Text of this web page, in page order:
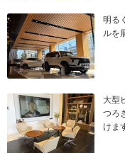
明る
ルを
大型
つろ
けま